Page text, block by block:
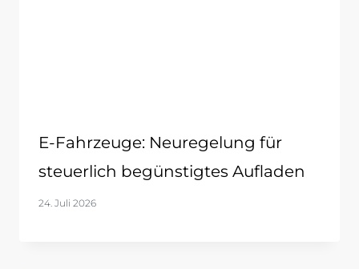
E-Fahrzeuge: Neuregelung für
steuerlich begünstigtes Aufladen
24. Juli 2026